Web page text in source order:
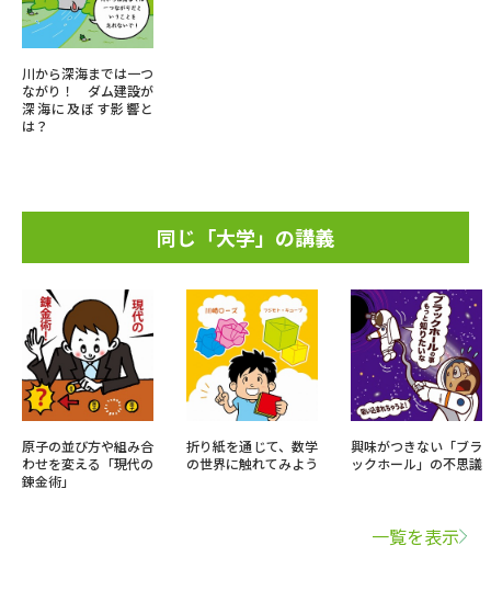
川から深海までは一つ
ながり！ ダム建設が
深海に及ぼす影響と
は？
同じ「大学」の講義
原子の並び方や組み合
わせを変える「現代の
錬金術」
折り紙を通じて、数学
の世界に触れてみよう
興味がつきない「ブラ
ックホール」の不思議
一覧を表示